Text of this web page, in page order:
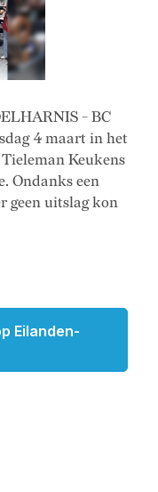
- BC
4 maart in het
Keukens
Ondanks een
geen uitslag kon
Eilanden-